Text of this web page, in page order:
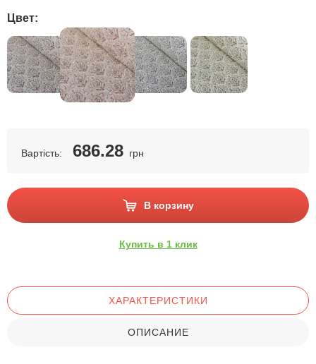
Цвет:
Вартість: 686.28 грн
В корзину
Купить в 1 клик
ХАРАКТЕРИСТИКИ
ОПИСАНИЕ